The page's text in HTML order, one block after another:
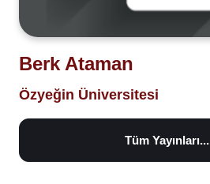
Berk Ataman
Özyeğin Üniversitesi
Tüm Yayınları...